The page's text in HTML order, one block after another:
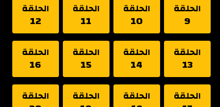
الحلقة
9
الحلقة
10
الحلقة
11
الحلقة
12
الحلقة
13
الحلقة
14
الحلقة
15
الحلقة
16
الحلقة الحلقة الحلقة الحلقة